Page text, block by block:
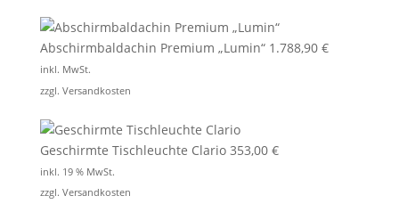
Abschirmbaldachin Premium „Lumin“ 1.788,90 €
inkl. MwSt.
zzgl. Versandkosten
Geschirmte Tischleuchte Clario 353,00 €
inkl. 19 % MwSt.
zzgl. Versandkosten